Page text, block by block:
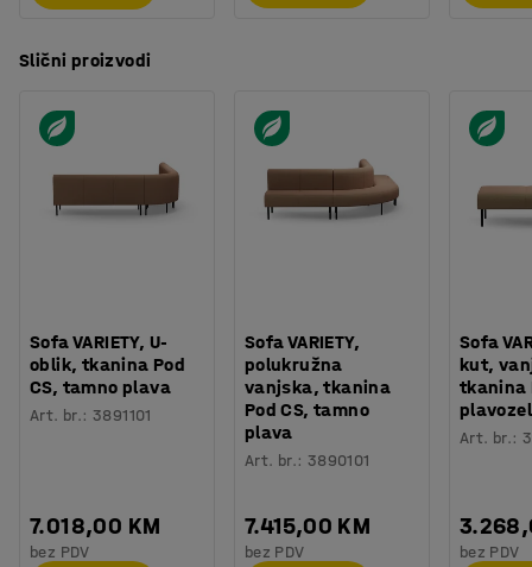
Slični proizvodi
Sofa VARIETY, U-
oblik, tkanina Pod
CS, tamno plava
Art. br.:3891101
7.018,00 KM
bez PDV
Sofa VARIETY,
polukružna
vanjska, tkanina
Pod CS, tamno
plava
Art. br.: 3890101
7.415,00 KM
bez PDV
Sofa
kut,
tkanina
Art. br.:
bez PDV